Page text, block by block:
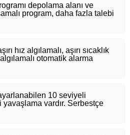
depolama alanı ve
program, daha fazla talebi
hız algılamalı, aşırı sıcaklık
otomatik alarma
10 seviyeli
yavaşlama vardır. Serbestçe